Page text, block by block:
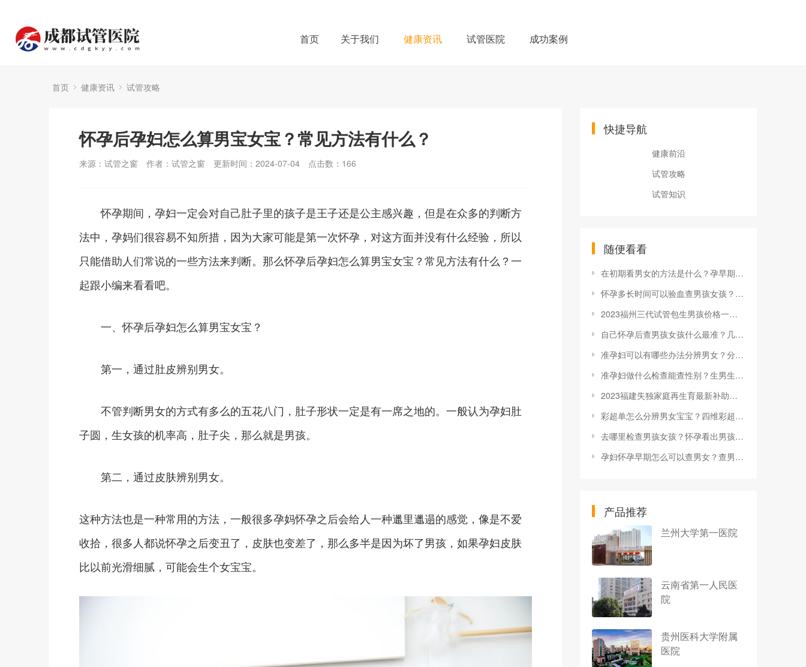
首页 关于我们 健康资讯 试管医院 成功案例
首页 健康资讯 试管攻略
怀孕后孕妇怎么算男宝女宝？常见方法有什么？
来源：试管之窗 作者：试管之窗 更新时间：2024-07-04 点击数： 166
怀孕期间，孕妇一定会对自己肚子里的孩子是王子还是公主感兴趣，但是在众多的判断方
法中，孕妈们很容易不知所措，因为大家可能是第一次怀孕，对这方面并没有什么经验，所以
只能借助人们常说的一些方法来判断。那么怀孕后孕妇怎么算男宝女宝？常见方法有什么？一
起跟小编来看看吧。
一、怀孕后孕妇怎么算男宝女宝？
第一，通过肚皮辨别男女。
不管判断男女的方式有多么的五花八门，肚子形状一定是有一席之地的。一般认为孕妇肚
子圆，生女孩的机率高，肚子尖，那么就是男孩。
第二，通过皮肤辨别男女。
这种方法也是一种常用的方法，一般很多孕妈怀孕之后会给人一种邋里邋遢的感觉，像是不爱
收拾，很多人都说怀孕之后变丑了，皮肤也变差了，那么多半是因为坏了男孩，如果孕妇皮肤
比以前光滑细腻，可能会生个女宝宝。
快捷导航
健康前沿
试管攻略
试管知识
随便看看
在初期看男女的方法是什么？孕早期看男女小技巧有哪些？
怀孕多长时间可以验血查男孩女孩？还有什么方法可以判断？
2023福州三代试管包生男孩价格一览，这几个因素是关键
自己怀孕后查男孩女孩什么最准？几周可以测性别？
准孕妇可以有哪些办法分辨男女？分辨男女的方法有哪些？
准孕妇做什么检查能查性别？生男生女特征分别是什么？
2023福建失独家庭再生育最新补助政策，晋安区将再生养纳入扶助范围
彩超单怎么分辨男女宝宝？四维彩超怎么看性别？
去哪里检查男孩女孩？怀孕看出男孩女孩的检查方法有哪些？
孕妇怀孕早期怎么可以查男女？查男女几个月能查出来？
产品推荐
兰州大学第一医院
云南省第一人民医
院
贵州医科大学附属
医院